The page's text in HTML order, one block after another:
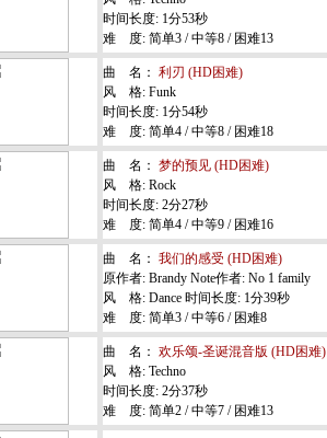
时间长度: 1分53秒
难 度: 简单3 / 中等8 / 困难13
曲 名： 利刃 (HD困难)
风 格: Funk
时间长度: 1分54秒
难 度: 简单4 / 中等8 / 困难18
曲 名： 梦的预见 (HD困难)
风 格: Rock
时间长度: 2分27秒
难 度: 简单4 / 中等9 / 困难16
曲 名： 我们的感受 (HD困难)
原作者: Brandy Note作者: No 1 family
风 格: Dance 时间长度: 1分39秒
难 度: 简单3 / 中等6 / 困难8
曲 名： 欢乐颂-圣诞混音版 (HD困难)
风 格: Techno
时间长度: 2分37秒
难 度: 简单2 / 中等7 / 困难13